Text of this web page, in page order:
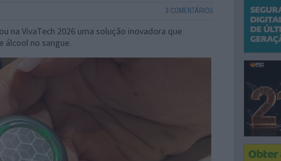
3 COMENTÁRIOS
na VivaTech 2026 uma solução inovadora que
álcool no sangue.